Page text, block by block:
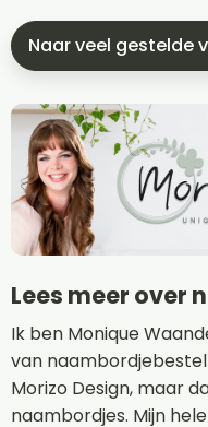
Naar veel gestelde
Lees meer over
Ik ben Monique
van
Morizo Design, maar
naambordjes. Mijn